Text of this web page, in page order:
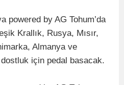
powered by AG Tohum’da
Krallık, Rusya, Mısır,
Almanya ve
için pedal basacak.